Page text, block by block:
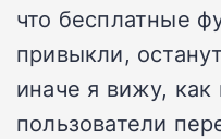
что бесплатные
привыкли,
иначе я вижу,
пользователи